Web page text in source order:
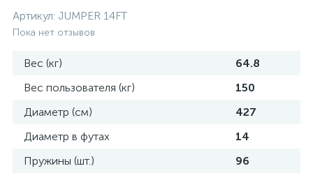
Артикул: JUMPER 14FT
Пока нет отзывов
Вес (кг)
64.8
Вес пользователя (кг)
150
Диаметр (см)
427
Диаметр в футах
14
Пружины (шт.)
96